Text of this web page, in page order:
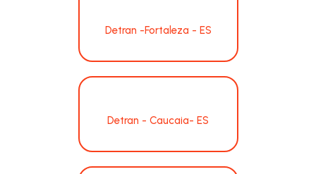
Detran -Fortaleza - ES
Detran - Caucaia- ES